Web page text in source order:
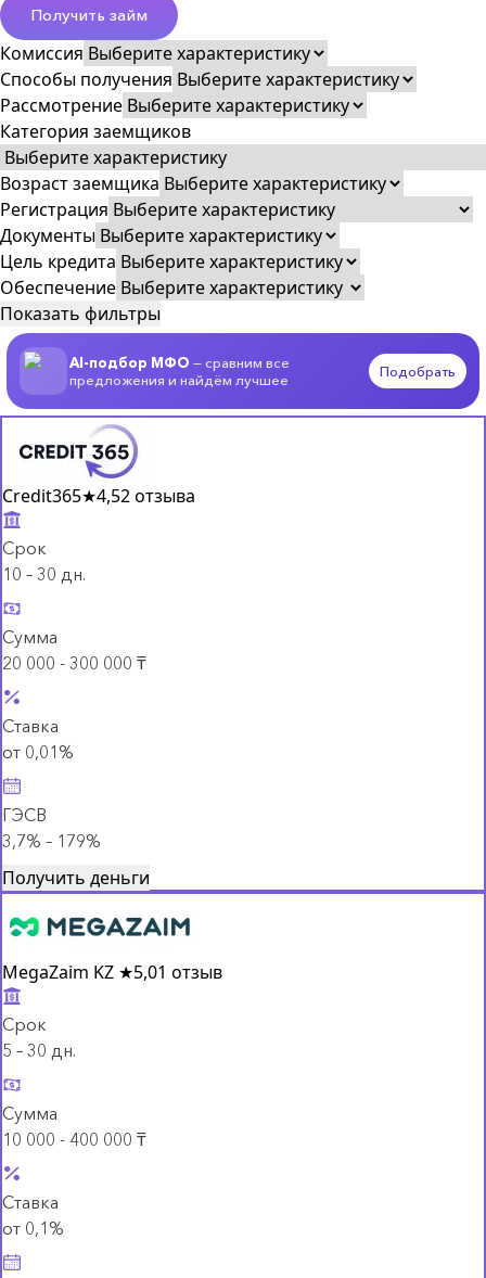
Получить займ
Комиссия
Способы получения
Рассмотрение
Категория заемщиков
Возраст заемщика
Регистрация
Документы
Цель кредита
Обеспечение
Показать фильтры
AI-подбор МФО — сравним все
предложения и найдём лучшее
Подобрать
Credit365★4,52 отзыва
Срок
10 – 30 дн.
Сумма
20 000 - 300 000 ₸
Ставка
от 0,01%
ГЭСВ
3,7% – 179%
Получить деньги
MegaZaim KZ ★5,01 отзыв
Срок
5 – 30 дн.
Сумма
10 000 - 400 000 ₸
Ставка
от 0,1%